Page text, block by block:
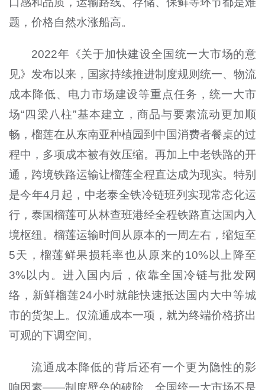
题，价格自然水涨船高。
2022年《关于加快建设全国统一大市场的意
见》发布以来，国家持续推进制度规则统一、物流
成本降低、电力市场建设等重点任务，统一大市
场“四梁八柱”基本建立，商品与要素流动更加顺
畅，榴莲在从东南亚种植园到中国消费者餐桌的过
程中，多项成本被有效压缩。再加上中老铁路的开
通，跨境铁路运输让榴莲全程直达成为现实。特别
是今年4月起，中老泰全铁冷链班列实现常态化运
行，泰国榴莲可从林查班港经全程铁路直达国内入
境枢纽。榴莲运输时间从原本的一周左右，缩短至
5天，榴莲鲜果损耗率也从原来的10%以上降至
3%以内。进入国内后，依靠全国冷链与批发网
络，新鲜榴莲24小时就能快速抵达国内大中等城
市的货架上。仅流通成本一项，就为终端价格挤出
可观的下调空间。
流通成本降低的背后还有一个更为隐性的影
响因素——制度壁垒的破除。全国统一大市场不是